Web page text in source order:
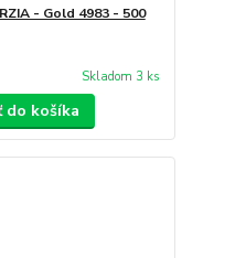
- Gold 4983 - 500
Skladom 3 ks
do košíka